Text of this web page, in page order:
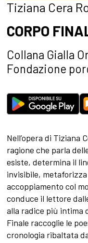
Tiziana Cera
CORPO
Collana Gialla
Fondazione
Nell’opera di Tiziana
ragione che parla
esiste, determina il
invisibile,
accoppiamento col
conduce il lettore
alla radice più intima
Finale raccoglie le
cronologia ribaltata